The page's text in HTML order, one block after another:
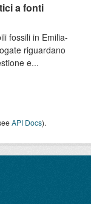
a fonti
fossili in Emilia-
riguardano
e...
API Docs).